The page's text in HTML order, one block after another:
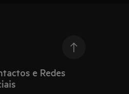
e Redes